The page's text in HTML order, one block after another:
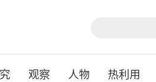
观察 人物 热利用